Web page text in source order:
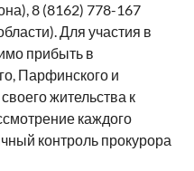
8 (8162) 778-167
Для участия в
прибыть в
Парфинского и
жительства к
каждого
контроль прокурора